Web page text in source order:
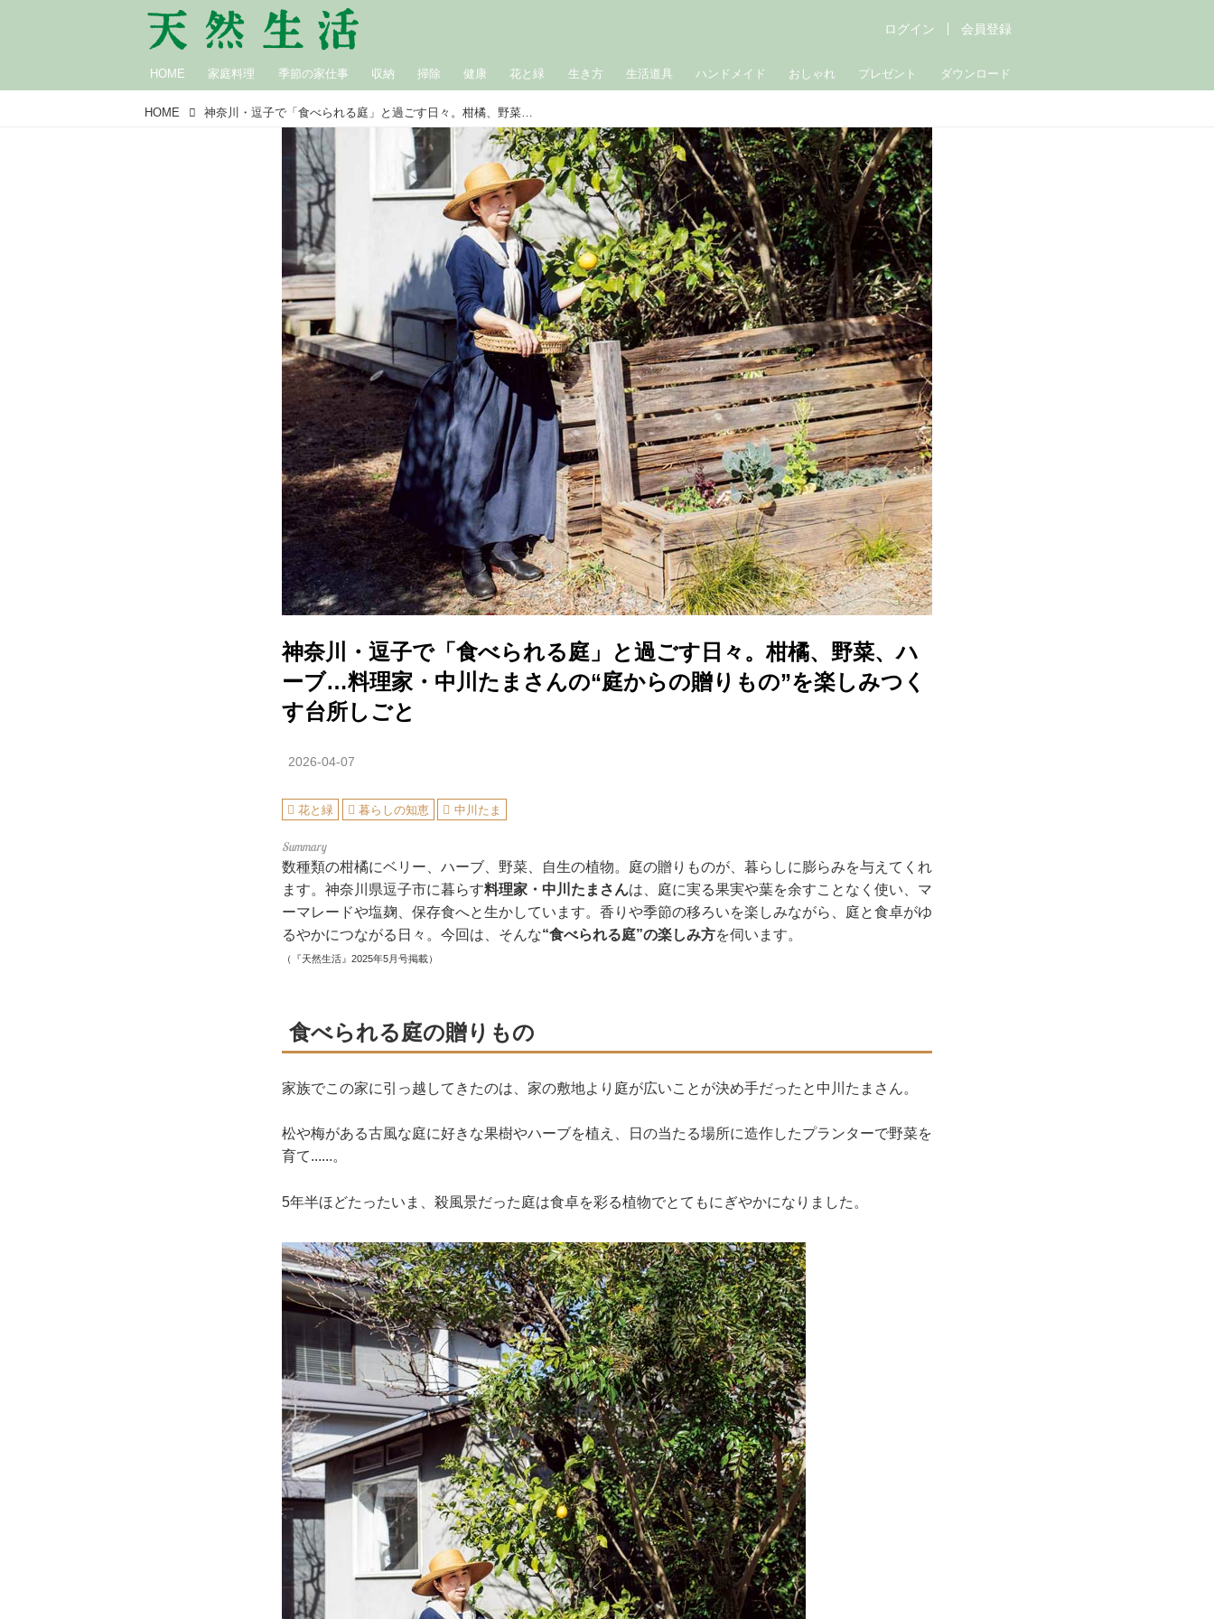
HOME 家庭料理 季節の家仕事 収納 掃除 健康 花と緑 生き方 生活道具 ハンドメイド おしゃれ プレゼント ダウンロード
ログイン 会員登録
HOME 神奈川・逗子で「食べられる庭」と過ごす日々。柑橘、野菜、ハーブ…料理家・中川たまさんの“庭からの贈りもの”を楽しみつくす台所しごと
神奈川・逗子で「食べられる庭」と過ごす日々。柑橘、野菜、ハ
ーブ…料理家・中川たまさんの“庭からの贈りもの”を楽しみつく
す台所しごと
2026-04-07
花と緑 暮らしの知恵 中川たま
数種類の柑橘にベリー、ハーブ、野菜、自生の植物。庭の贈りものが、暮らしに膨らみを与えてくれ
ます。神奈川県逗子市に暮らす料理家・中川たまさんは、庭に実る果実や葉を余すことなく使い、マ
ーマレードや塩麹、保存食へと生かしています。香りや季節の移ろいを楽しみながら、庭と食卓がゆ
るやかにつながる日々。今回は、そんな“食べられる庭”の楽しみ方を伺います。
（『天然生活』2025年5月号掲載）
食べられる庭の贈りもの
家族でこの家に引っ越してきたのは、家の敷地より庭が広いことが決め手だったと中川たまさん。
松や梅がある古風な庭に好きな果樹やハーブを植え、日の当たる場所に造作したプランターで野菜を
育て......。
5年半ほどたったいま、殺風景だった庭は食卓を彩る植物でとてもにぎやかになりました。